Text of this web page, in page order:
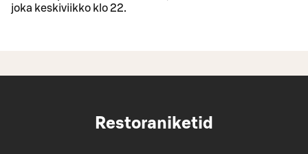
joka keskiviikko klo 22.
Restoraniketid